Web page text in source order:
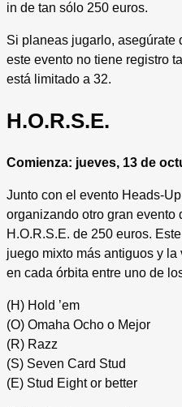
in de tan sólo 250 euros.
Si planeas jugarlo, asegúrate
este evento no tiene registro
está limitado a 32.
H.O.R.S.E.
Comienza: jueves, 13 de
Junto con el evento Heads-
organizando otro gran evento
H.O.R.S.E. de 250 euros.
juego mixto más antiguos y
en cada órbita entre uno de
(H) Hold ’em
(O) Omaha Ocho o Mejor
(R) Razz
(S) Seven Card Stud
(E) Stud Eight or better